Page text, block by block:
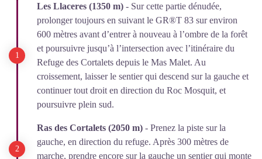
Les Llaceres (1350 m) - Sur cette partie dénudée,
prolonger toujours en suivant le GR®T 83 sur environ
600 mètres avant d’entrer à nouveau à l’ombre de la forêt
et poursuivre jusqu’à l’intersection avec l’itinéraire du
Refuge des Cortalets depuis le Mas Malet. Au
croissement, laisser le sentier qui descend sur la gauche et
continuer tout droit en direction du Roc Mosquit, et
poursuivre plein sud.
Ras des Cortalets (2050 m) - Prenez la piste sur la
gauche, en direction du refuge. Après 300 mètres de
marche, prendre encore sur la gauche un sentier qui monte